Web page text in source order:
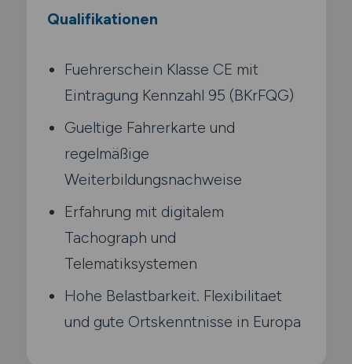
Qualifikationen
Fuehrerschein Klasse CE mit
Eintragung Kennzahl 95 (BKrFQG)
Gueltige Fahrerkarte und
regelmäßige
Weiterbildungsnachweise
Erfahrung mit digitalem
Tachograph und
Telematiksystemen
Hohe Belastbarkeit. Flexibilitaet
und gute Ortskenntnisse in Europa